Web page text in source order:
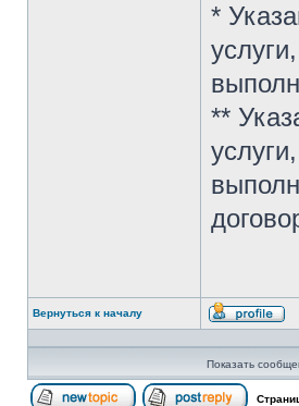
*
**
Вернуться к началу
Показать